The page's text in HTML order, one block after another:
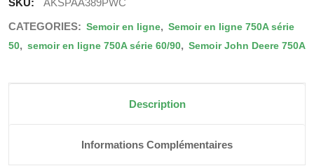
SKU:
AKSPAA389PWC
CATEGORIES: Semoir en ligne, Semoir en ligne 750A série
50, semoir en ligne 750A série 60/90, Semoir John Deere 750A
Description
Informations Complémentaires